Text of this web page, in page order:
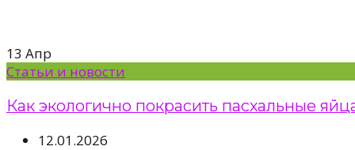
13 Апр
Статьи и новости
Как экологично покрасить пасхальные
12.01.2026